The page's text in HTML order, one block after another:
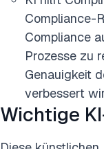
Compliance-
Compliance
Prozesse zu
Genauigkeit
verbessert
Wichtige